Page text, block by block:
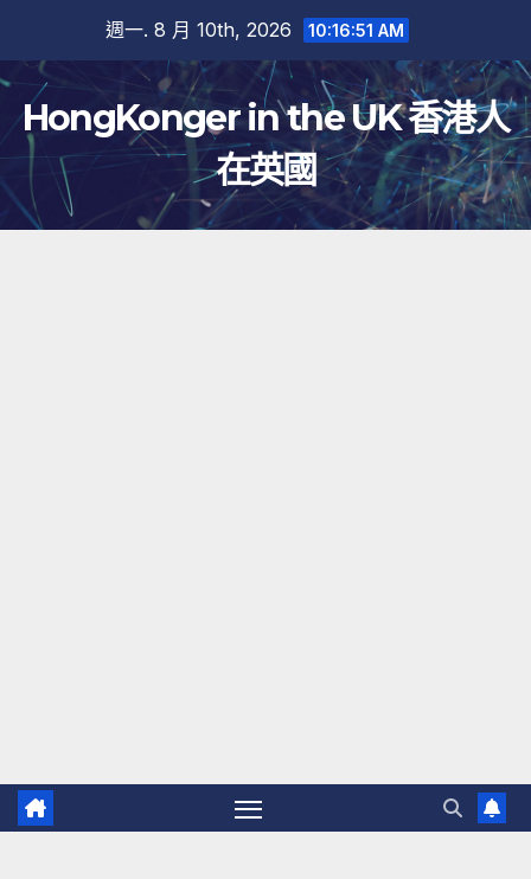
內
容
週一. 8 月 10th, 2026 10:16:52 AM
HongKonger in the UK 香港人
在英國